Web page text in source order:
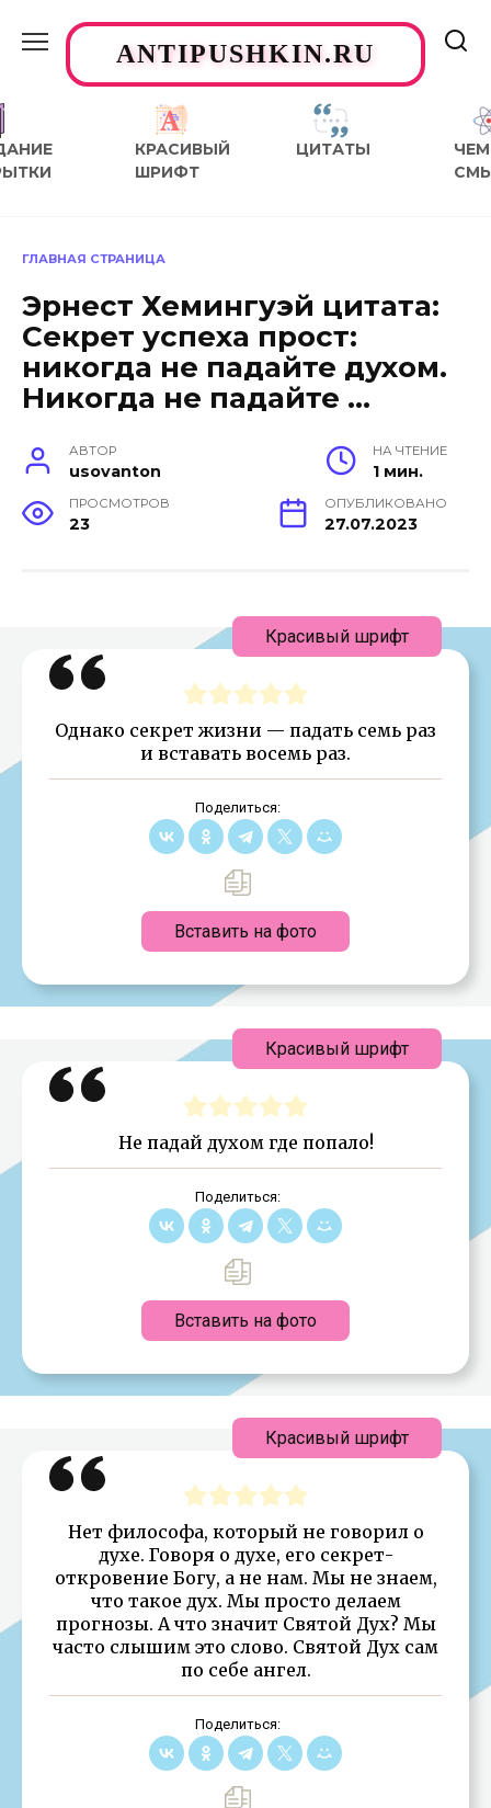
содержаниюANTIPUSHKIN.RU
КРАСИВЫЙ
ШРИФТ
ЦИТАТЫ
ЧЕМ
ГЛАВНАЯ СТРАНИЦА
Эрнест Хемингуэй цитата:
Секрет успеха прост:
никогда не падайте духом.
Никогда не падайте …
АВТОР
usovanton
НА ЧТЕНИЕ
1 мин.
ПРОСМОТРОВ
23
ОПУБЛИКОВАНО
27.07.2023
Однако секрет жизни — падать семь раз
и вставать восемь раз.
Поделиться:
Вставить на фото
Красивый шрифт
Не падай духом где попало!
Поделиться:
Вставить на фото
Красивый шрифт
Нет философа, который не говорил о
духе. Говоря о духе, его секрет-
откровение Богу, а не нам. Мы не знаем,
что такое дух. Мы просто делаем
прогнозы. А что значит Святой Дух? Мы
часто слышим это слово. Святой Дух сам
по себе ангел.
Поделиться:
Красивый шрифт